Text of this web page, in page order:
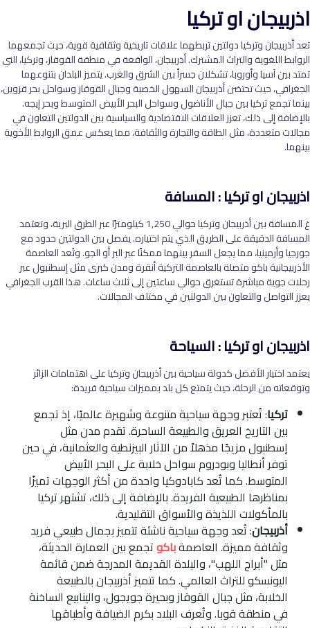
اذربيجان او تركيا
تعد أذربيجان وتركيا دولتين تربطهما علاقات تاريخية وثقافية قوية، حيث تجمعهما
الروابط اللغوية والتراث المشترك. أذربيجان، الواقعة في منطقة القوقاز، وتركيا، التي
تمتد بين آسيا وأوروبا، تشكلان جسراً بين الشرق والغرب. يتميز البلدان بتنوعهما
الجغرافي، حيث تحتضن أذربيجان السهول الخصبة وجبال القوقاز وسواحل بحر قزوين،
بينما تجمع تركيا بين جبال الأناضول وسواحل البحر الأبيض المتوسط وبحر إيجه.
بالإضافة إلى ذلك، تعزز العلاقات الاقتصادية والسياسية بين الدولتين التعاون في
مجالات متعددة، مثل الطاقة والتجارة والثقافة، مما يعكس عمق الروابط الأخوية
بينهما.
اذربيجان او تركيا : المسافة
غ المسافة بين أذربيجان وتركيا حوالي 1,250 كيلومترًا عبر الطرق البرية، وتعتمد
المسافة الدقيقة على الطريق الذي يتم اختياره. يفصل بين الدولتين حدود مع
جورجيا وأرمينيا، مما يجعل السفر بينهما ممكنًا عبر البر أو الجو. وتُعد العاصمة
الأذربيجانية باكو متصلة بالعاصمة التركية أنقرة ومدن كبرى مثل إسطنبول عبر
رحلات جوية مباشرة تستغرق حوالي ساعتين إلى ثلاث ساعات. هذا القرب الجغرافي
يعزز التواصل والتعاون بين الدولتين في مختلف المجالات.
اذربيجان او تركيا : السياحة
يعتمد اختيار الأفضل كدولة سياحية بين أذربيجان وتركيا على اهتمامات الزائر
وتوقعاته من الرحلة، حيث يتمتع كل بلد بمميزات سياحية فريدة:
تركيا:تُعتبر وجهة سياحية متنوعة وشهيرة عالميًا، إذ تجمع
بين التاريخ العريق والطبيعة الساحرة. تقدم مدن مثل
إسطنبول مزيجًا مذهلاً من الآثار البيزنطية والعثمانية، في حين
توفر أنطاليا وبودروم سواحل خلابة على البحر الأبيض
المتوسط. كما تُعد كابادوكيا واحدة من أكثر الوجهات تميزًا
بمناظرها الطبيعية الفريدة. بالإضافة إلى ذلك، تشتهر تركيا
بالمأكولات اللذيذة والأسواق التقليدية.
أذربيجان:تُعد وجهة سياحية ناشئة تتميز بجمال طبيعي فريد
وثقافة مميزة. العاصمةباكوتجمع بين العمارة الحديثة،
مثل "أبراج اللهب"، والبلدة القديمة المدرجة ضمن قائمة
اليونسكو للتراث العالمي. كما تتميز أذربيجان بالطبيعة
الخلابة، مثل جبال القوقاز وبحيرة جويجول، والينابيع الساخنة
في منطقة قوبا. وتُعرف البلاد بكرم الضيافة وأطباقها